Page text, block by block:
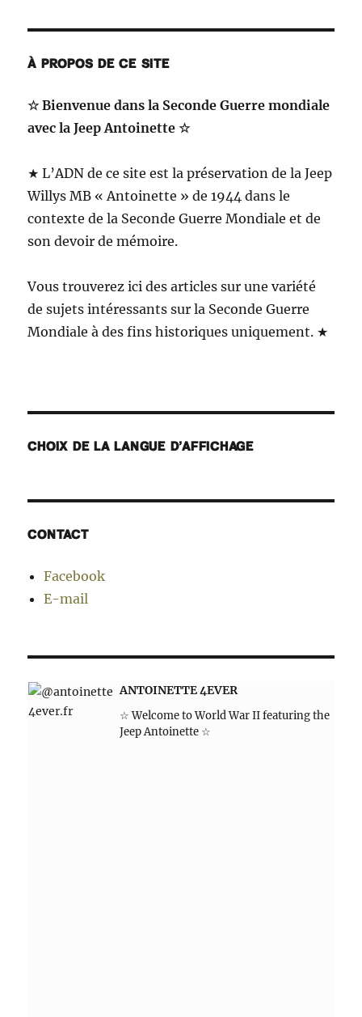
À PROPOS DE CE SITE
☆ Bienvenue dans la Seconde Guerre mondiale
avec la Jeep Antoinette ☆
★ L’ADN de ce site est la préservation de la Jeep
Willys MB « Antoinette » de 1944 dans le
contexte de la Seconde Guerre Mondiale et de
son devoir de mémoire.
Vous trouverez ici des articles sur une variété
de sujets intéressants sur la Seconde Guerre
Mondiale à des fins historiques uniquement. ★
CHOIX DE LA LANGUE D’AFFICHAGE
CONTACT
Facebook
E-mail
ANTOINETTE 4EVER
☆ Welcome to World War II featuring the
Jeep Antoinette ☆